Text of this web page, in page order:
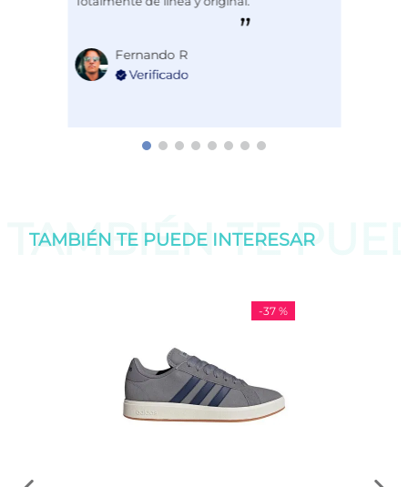
Fernando R
TAMBIÉN TE
TAMBIÉN TE PUEDE INTERESAR
-37 %